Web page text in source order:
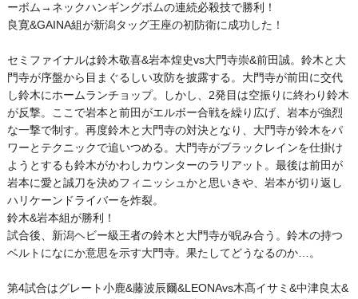
ーボム→ネックハンギングボムの連続必殺技で勝利！
良寛&GAINA組が新潟タッグ王座の初防衛に成功した！
セミファイナルは鈴木敬喜&岩本煌史vs大門寺崇&前田誠。鈴木と大
門寺が序盤から目まぐるしい攻防を披露する。大門寺が前田に交代
し鈴木にホームランチョップ。しかし、2発目は空振りに終わり鈴木
が反撃。ここで岩本と前田がエルボー合戦を繰り広げ、岩本が強烈
な一撃で制す。再度鈴木と大門寺の対決となり、大門寺が鈴木をパ
ワーとテクニックで追いつめる。大門寺がブラックレインを仕掛け
ようとするも鈴木がかわしカウンターのラリアット。最後は前田が
岩本に愛と誠刀を決めフィニッシュかと思いきや、岩本が切り返し
ハリケーンドライバーを炸裂。
鈴木&岩本組が勝利！
試合後、新潟ヘビー級王者の鈴木と大門寺が睨み合う。鈴木の持つ
ベルトになにか意思を示す大門寺。果たしてどうなるのか…。
第4試合はグレート小鹿&藤波辰爾&LEONAvs木髙イサミ&中津良太&